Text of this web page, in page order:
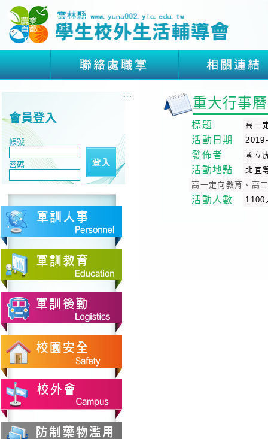
會員登入
帳號
密碼
:::
重大行事曆
標題 高一
活動日期
發佈者 國立
活動地點
北宜
高一定向教育、高
活動人數 1100